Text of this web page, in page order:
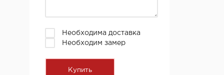
Необходима доставка
Необходим замер